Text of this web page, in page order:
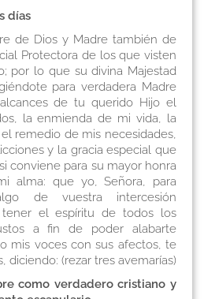
días
de Dios y Madre también de
Protectora de los que visten
por lo que su divina Majestad
para verdadera Madre
de tu querido Hijo el
la enmienda de mi vida, la
remedio de mis necesidades,
y la gracia especial que
conviene para su mayor honra
alma: que yo, Señora, para
de vuestra intercesión
tener el espíritu de todos los
a fin de poder alabarte
mis voces con sus afectos, te
diciendo: (rezar tres avemarías)
como verdadero cristiano y